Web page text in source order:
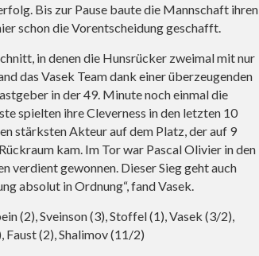
Bis zur Pause baute die Mannschaft ihren
schon die Vorentscheidung geschafft.
in denen die Hunsrücker zweimal mit nur
das Vasek Team dank einer überzeugenden
in der 49. Minute noch einmal die
spielten ihre Cleverness in den letzten 10
stärksten Akteur auf dem Platz, der auf 9
kam. Im Tor war Pascal Olivier in den
verdient gewonnen. Dieser Sieg geht auch
absolut in Ordnung“, fand Vasek.
(2), Sveinson (3), Stoffel (1), Vasek (3/2),
Faust (2), Shalimov (11/2)